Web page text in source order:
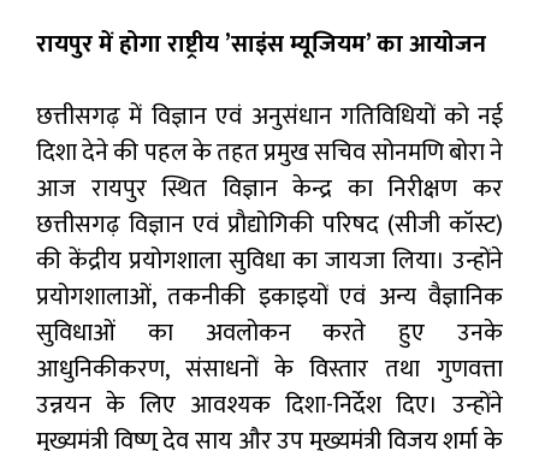
रायपुर में होगा राष्ट्रीय ’साइंस म्यूजियम’ का आयोजन
छत्तीसगढ़ में विज्ञान एवं अनुसंधान गतिविधियों को नई
दिशा देने की पहल के तहत प्रमुख सचिव सोनमणि बोरा ने
आज रायपुर स्थित विज्ञान केन्द्र का निरीक्षण कर
छत्तीसगढ़ विज्ञान एवं प्रौद्योगिकी परिषद (सीजी कॉस्ट)
की केंद्रीय प्रयोगशाला सुविधा का जायजा लिया। उन्होंने
प्रयोगशालाओं, तकनीकी इकाइयों एवं अन्य वैज्ञानिक
सुविधाओं का अवलोकन करते हुए उनके
आधुनिकीकरण, संसाधनों के विस्तार तथा गुणवत्ता
उन्नयन के लिए आवश्यक दिशा-निर्देश दिए। उन्होंने
मुख्यमंत्री विष्णु देव साय और उप मुख्यमंत्री विजय शर्मा के